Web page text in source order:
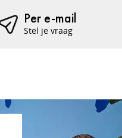
Per e-mail
Stel je vraag